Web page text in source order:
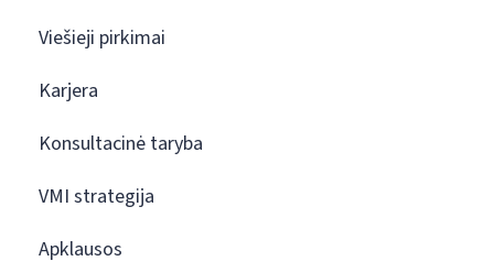
Viešieji pirkimai
Karjera
Konsultacinė taryba
VMI strategija
Apklausos